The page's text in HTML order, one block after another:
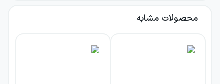
داستان را با کنجکاوی، امید و شیطنت‌های
محصولات مشابه